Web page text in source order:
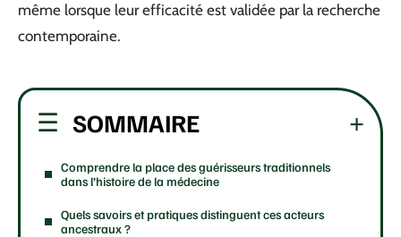
même lorsque leur efficacité est validée par la recherche
contemporaine.
SOMMAIRE
Comprendre la place des guérisseurs traditionnels
dans l’histoire de la médecine
Quels savoirs et pratiques distinguent ces acteurs
ancestraux ?